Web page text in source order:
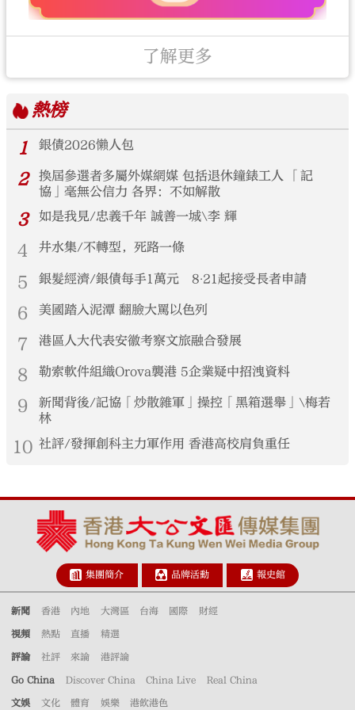
了解更多
熱榜
1
銀債2026懶人包
2
換屆參選者多屬外媒網媒 包括退休鐘錶工人 「記
協」毫無公信力 各界：不如解散
3 如是我見/忠義千年 誠善一城\李 輝
4 井水集/不轉型，死路一條
5 銀髮經濟/銀債每手1萬元 8‧21起接受長者申請
6 美國踏入泥潭 翻臉大罵以色列
7 港區人大代表安徽考察文旅融合發展
8 勒索軟件組織Orova襲港 5企業疑中招洩資料
9
新聞背後/記協「炒散雜軍」操控「黑箱選舉」\梅若
林
10 社評/發揮創科主力軍作用 香港高校肩負重任
集團簡介 品牌活動 報史館
新聞 香港 內地 大灣區 台海 國際 財經
視頻 熱點 直播 精選
評論 社評 來論 港評論
Go China Discover China China Live Real China
文娛 文化 體育 娛樂 港飲港色